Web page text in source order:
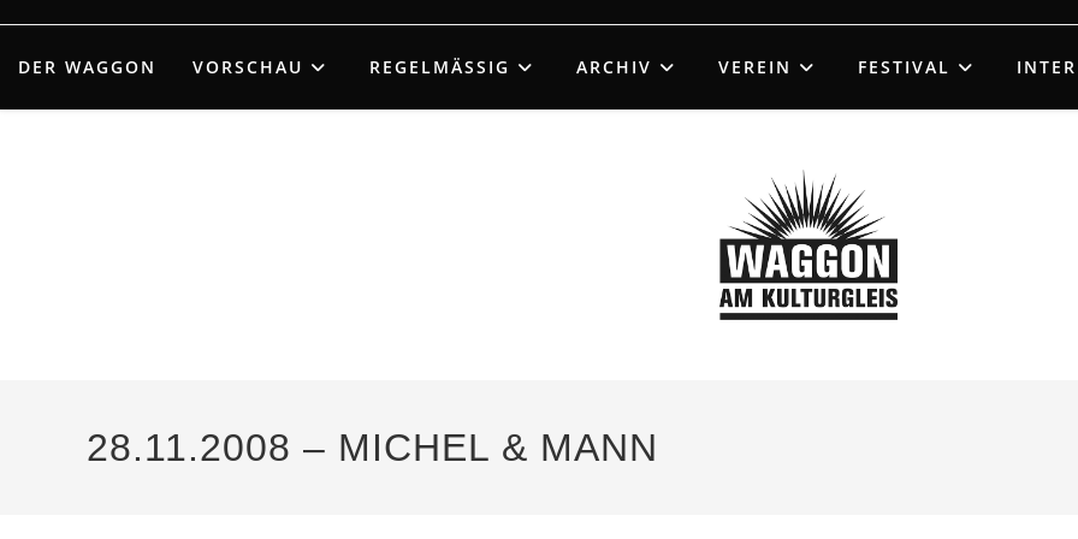
springen
DER WAGGON VORSCHAU REGELMÄSSIG ARCHIV VEREIN FESTIVAL
28.11.2008 – MICHEL & MANN